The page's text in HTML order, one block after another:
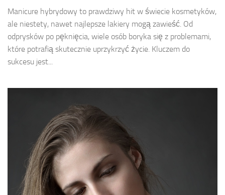
Manicure hybrydowy to prawdziwy hit w świecie kosmetyków,
ale niestety, nawet najlepsze lakiery mogą zawieść. Od
odprysków po pęknięcia, wiele osób boryka się z problemami,
które potrafią skutecznie uprzykrzyć życie. Kluczem do
sukcesu jest...